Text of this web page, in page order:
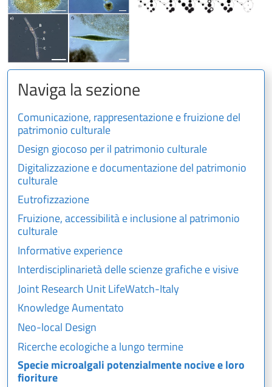
Naviga la sezione
Comunicazione, rappresentazione e fruizione del
patrimonio culturale
Design giocoso per il patrimonio culturale
Digitalizzazione e documentazione del patrimonio
culturale
Eutrofizzazione
Fruizione, accessibilità e inclusione al patrimonio
culturale
Informative experience
Interdisciplinarietà delle scienze grafiche e visive
Joint Research Unit LifeWatch-Italy
Knowledge Aumentato
Neo-local Design
Ricerche ecologiche a lungo termine
Specie microalgali potenzialmente nocive e loro
fioriture